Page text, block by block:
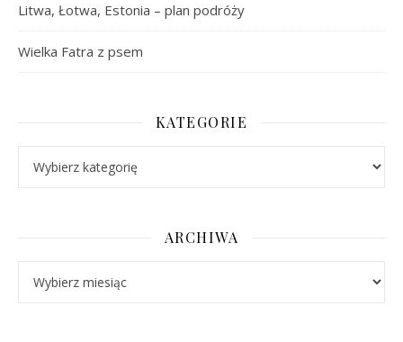
Litwa, Łotwa, Estonia – plan podróży
Wielka Fatra z psem
KATEGORIE
ARCHIWA